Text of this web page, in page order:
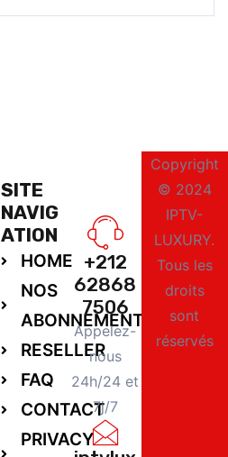
SITE
NAVIG
ATION
HOME
NOS
ABONNEMENTS
RESELLER
FAQ
CONTACT
PRIVACY
+212
62868
7506
Appelez-
nous
24h/24 et
7j/7
Copyright
© 2024
IPTV-
LUXURY.
Tous les
droits
sont
réservés